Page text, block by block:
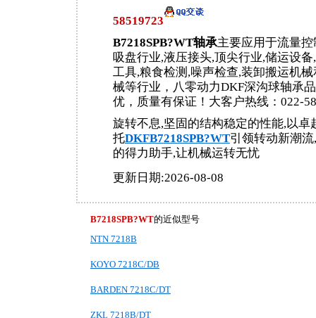
58519723
B7218SPB?WT轴承主要应用于流量
吸盘行业,液压接头,顶尖行业,储运设
工具,粮食检测,噪声检查,装卸搬运机
械等行业，八零动力DKF深沟球轴承
优，质量有保证！大客户热线：022-
旋转不息,坚固的结构稳定的性能,以卓
托DKFB7218SPB?WT引领转动新潮
的得力助手,让机械运转无忧
更新日期:2026-08-08
B7218SPB?WT的近似型号
NTN 7218B
KOYO 7218C/DB
BARDEN 7218C/DT
ZKL 7218B/DT